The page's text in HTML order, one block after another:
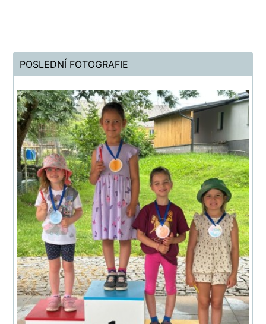
POSLEDNÍ FOTOGRAFIE